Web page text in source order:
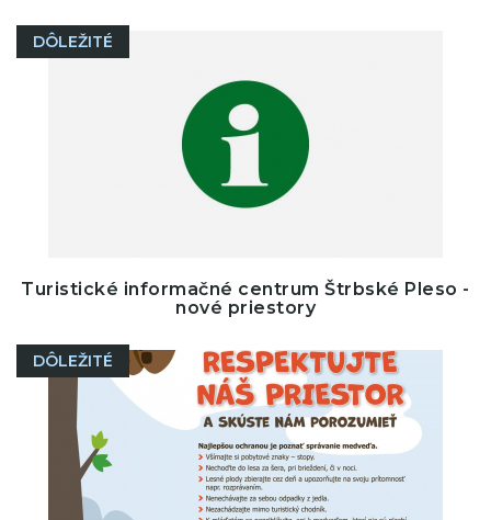
DÔLEŽITÉ
Turistické informačné centrum Štrbské Pleso -
nové priestory
DÔLEŽITÉ